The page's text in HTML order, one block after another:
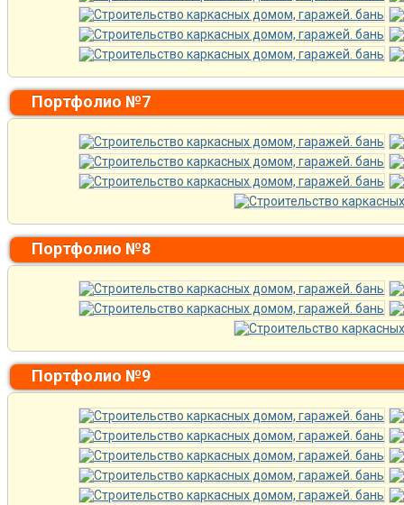
Портфолио №7
Портфолио №8
Портфолио №9